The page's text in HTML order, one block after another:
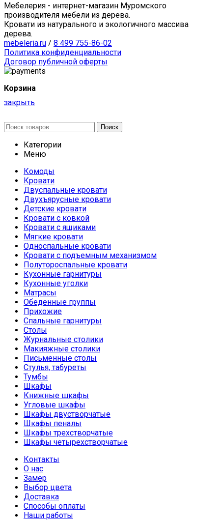
Мебелерия - интернет-магазин Муромского
производителя мебели из дерева.
Кровати из натурального и экологичного массива
дерева.
mebeleria.ru / 8 499 755-86-02
Политика конфиденциальности
Договор публичной оферты
Корзина
закрыть
Поиск
Категории
Меню
Комоды
Кровати
Двуспальные кровати
Двухъярусные кровати
Детские кровати
Кровати с ковкой
Кровати с ящиками
Мягкие кровати
Односпальные кровати
Кровати с подъемным механизмом
Полутороспальные кровати
Кухонные гарнитуры
Кухонные уголки
Матрасы
Обеденные группы
Прихожие
Спальные гарнитуры
Столы
Журнальные столики
Макияжные столики
Письменные столы
Стулья, табуреты
Тумбы
Шкафы
Книжные шкафы
Угловые шкафы
Шкафы двустворчатые
Шкафы пеналы
Шкафы трехстворчатые
Шкафы четырехстворчатые
Контакты
О нас
Замер
Выбор цвета
Доставка
Способы оплаты
Наши работы